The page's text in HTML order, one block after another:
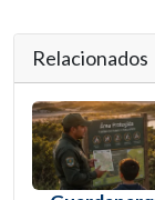
Relacionados